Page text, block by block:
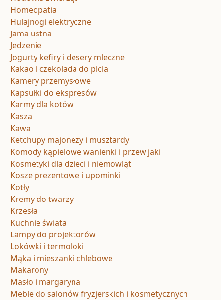
Homeopatia
Hulajnogi elektryczne
Jama ustna
Jedzenie
Jogurty kefiry i desery mleczne
Kakao i czekolada do picia
Kamery przemysłowe
Kapsułki do ekspresów
Karmy dla kotów
Kasza
Kawa
Ketchupy majonezy i musztardy
Komody kąpielowe wanienki i przewijaki
Kosmetyki dla dzieci i niemowląt
Kosze prezentowe i upominki
Kotły
Kremy do twarzy
Krzesła
Kuchnie świata
Lampy do projektorów
Lokówki i termoloki
Mąka i mieszanki chlebowe
Makarony
Masło i margaryna
Meble do salonów fryzjerskich i kosmetycznych